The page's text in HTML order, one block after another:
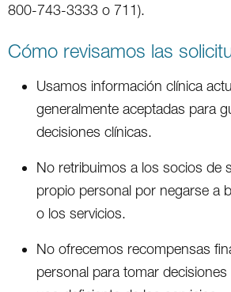
800-743-3333 o 711).
Cómo revisamos las
Usamos información clínica
generalmente aceptadas para
decisiones clínicas.
No retribuimos a los socios de
propio personal por negarse a
o los servicios.
No ofrecemos recompensas
personal para tomar